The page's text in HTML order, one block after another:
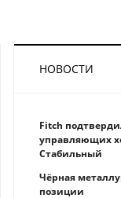
НОВОСТИ
Fitch
управляющих
Стабильный
Чёрная
позиции